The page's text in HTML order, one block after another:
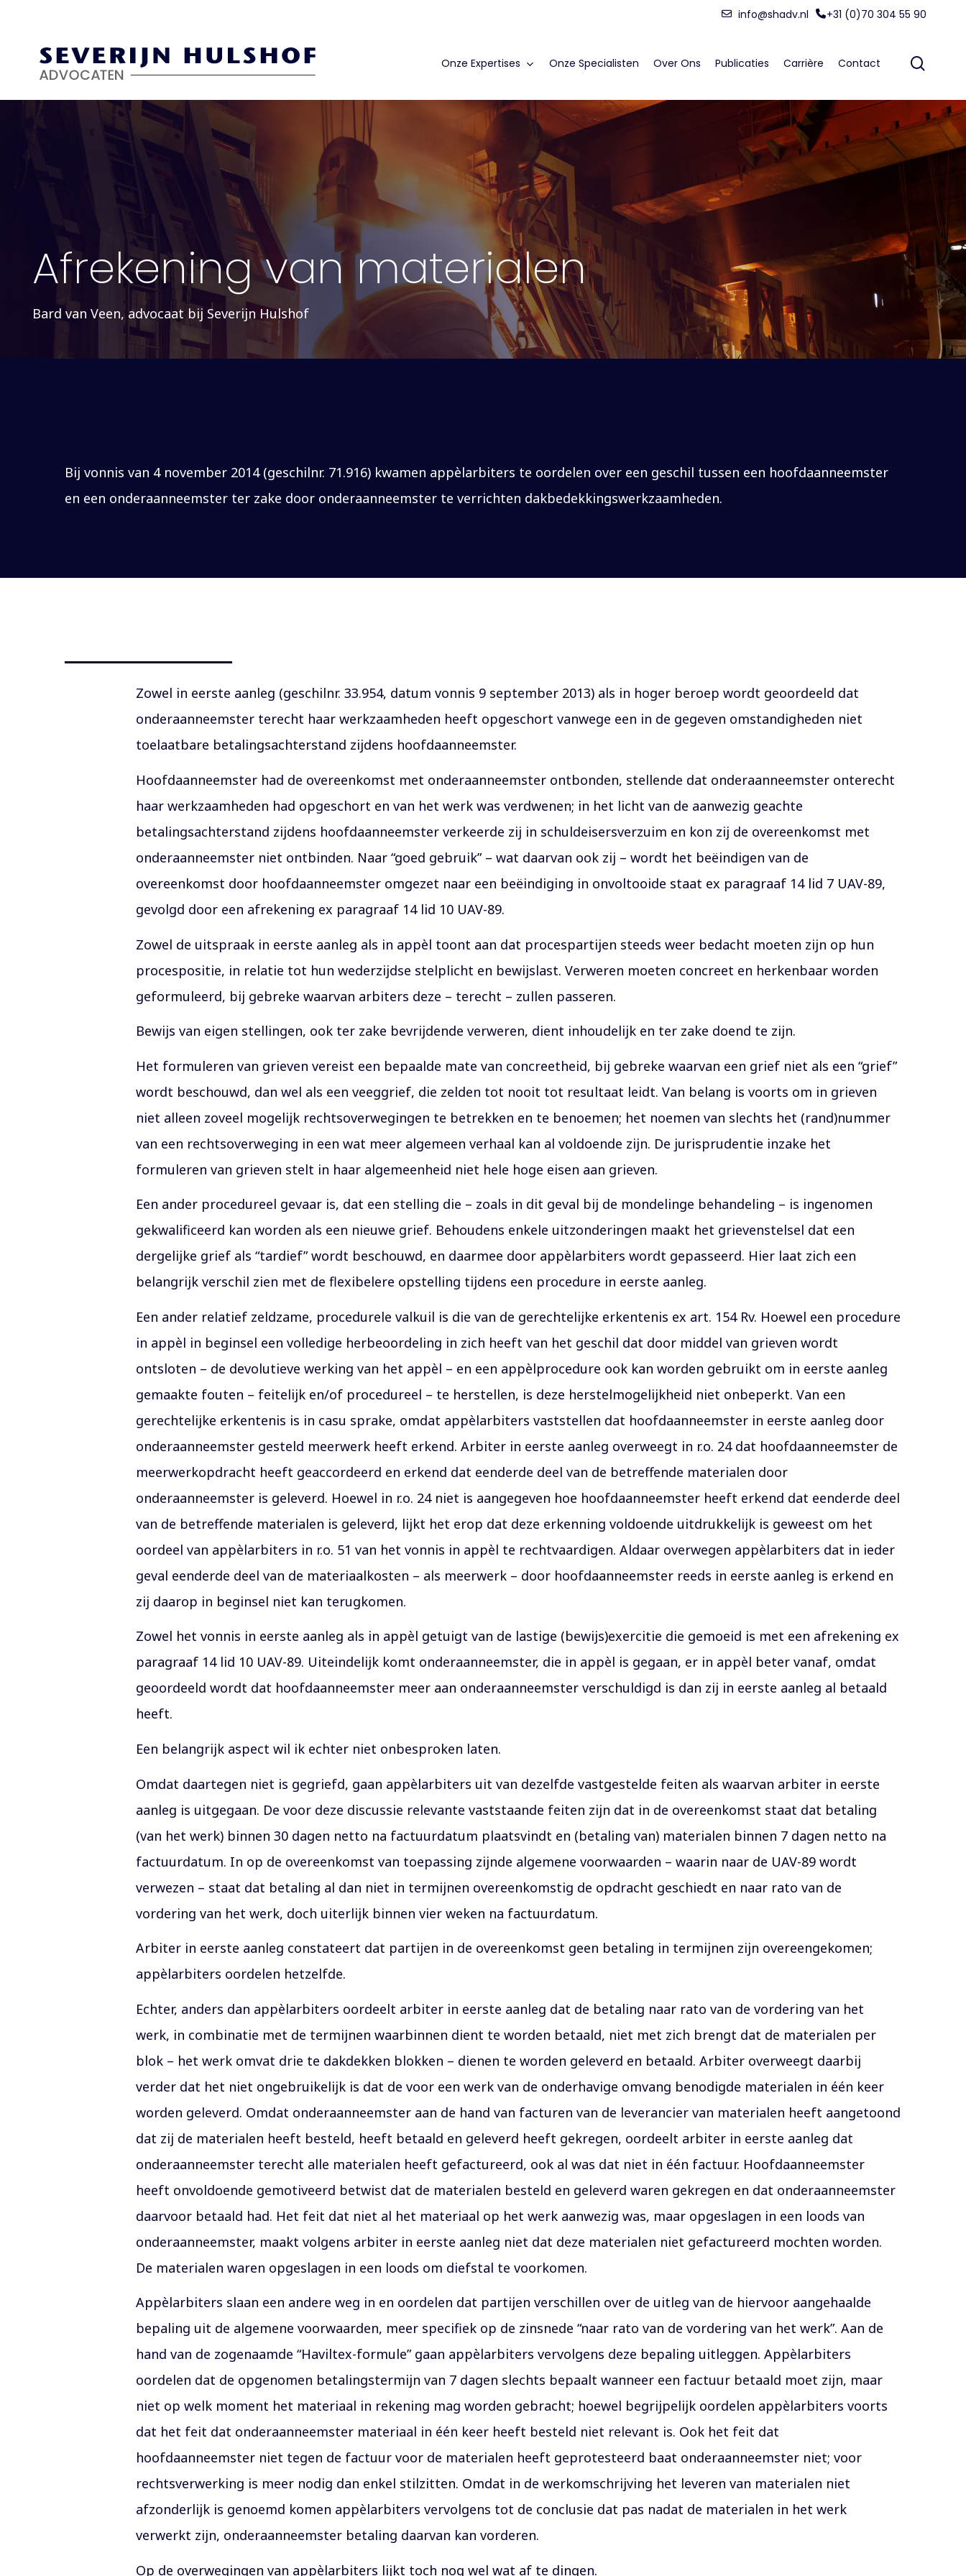
info@shadv.nl +31 (0)70 304 55 90
Onze Expertises Onze Specialisten Over Ons Publicaties Carrière Contact
Afrekening van materialen
Bard van Veen, advocaat bij Severijn Hulshof
Bij vonnis van 4 november 2014 (geschilnr. 71.916) kwamen appèlarbiters te oordelen over een geschil tussen een hoofdaanneemster
en een onderaanneemster ter zake door onderaanneemster te verrichten dakbedekkingswerkzaamheden.
Zowel in eerste aanleg (geschilnr. 33.954, datum vonnis 9 september 2013) als in hoger beroep wordt geoordeeld dat
onderaanneemster terecht haar werkzaamheden heeft opgeschort vanwege een in de gegeven omstandigheden niet
toelaatbare betalingsachterstand zijdens hoofdaanneemster.
Hoofdaanneemster had de overeenkomst met onderaanneemster ontbonden, stellende dat onderaanneemster onterecht
haar werkzaamheden had opgeschort en van het werk was verdwenen; in het licht van de aanwezig geachte
betalingsachterstand zijdens hoofdaanneemster verkeerde zij in schuldeisersverzuim en kon zij de overeenkomst met
onderaanneemster niet ontbinden. Naar “goed gebruik” – wat daarvan ook zij – wordt het beëindigen van de
overeenkomst door hoofdaanneemster omgezet naar een beëindiging in onvoltooide staat ex paragraaf 14 lid 7 UAV-89,
gevolgd door een afrekening ex paragraaf 14 lid 10 UAV-89.
Zowel de uitspraak in eerste aanleg als in appèl toont aan dat procespartijen steeds weer bedacht moeten zijn op hun
procespositie, in relatie tot hun wederzijdse stelplicht en bewijslast. Verweren moeten concreet en herkenbaar worden
geformuleerd, bij gebreke waarvan arbiters deze – terecht – zullen passeren.
Bewijs van eigen stellingen, ook ter zake bevrijdende verweren, dient inhoudelijk en ter zake doend te zijn.
Het formuleren van grieven vereist een bepaalde mate van concreetheid, bij gebreke waarvan een grief niet als een “grief”
wordt beschouwd, dan wel als een veeggrief, die zelden tot nooit tot resultaat leidt. Van belang is voorts om in grieven
niet alleen zoveel mogelijk rechtsoverwegingen te betrekken en te benoemen; het noemen van slechts het (rand)nummer
van een rechtsoverweging in een wat meer algemeen verhaal kan al voldoende zijn. De jurisprudentie inzake het
formuleren van grieven stelt in haar algemeenheid niet hele hoge eisen aan grieven.
Een ander procedureel gevaar is, dat een stelling die – zoals in dit geval bij de mondelinge behandeling – is ingenomen
gekwalificeerd kan worden als een nieuwe grief. Behoudens enkele uitzonderingen maakt het grievenstelsel dat een
dergelijke grief als “tardief” wordt beschouwd, en daarmee door appèlarbiters wordt gepasseerd. Hier laat zich een
belangrijk verschil zien met de flexibelere opstelling tijdens een procedure in eerste aanleg.
Een ander relatief zeldzame, procedurele valkuil is die van de gerechtelijke erkentenis ex art. 154 Rv. Hoewel een procedure
in appèl in beginsel een volledige herbeoordeling in zich heeft van het geschil dat door middel van grieven wordt
ontsloten – de devolutieve werking van het appèl – en een appèlprocedure ook kan worden gebruikt om in eerste aanleg
gemaakte fouten – feitelijk en/of procedureel – te herstellen, is deze herstelmogelijkheid niet onbeperkt. Van een
gerechtelijke erkentenis is in casu sprake, omdat appèlarbiters vaststellen dat hoofdaanneemster in eerste aanleg door
onderaanneemster gesteld meerwerk heeft erkend. Arbiter in eerste aanleg overweegt in r.o. 24 dat hoofdaanneemster de
meerwerkopdracht heeft geaccordeerd en erkend dat eenderde deel van de betreffende materialen door
onderaanneemster is geleverd. Hoewel in r.o. 24 niet is aangegeven hoe hoofdaanneemster heeft erkend dat eenderde deel
van de betreffende materialen is geleverd, lijkt het erop dat deze erkenning voldoende uitdrukkelijk is geweest om het
oordeel van appèlarbiters in r.o. 51 van het vonnis in appèl te rechtvaardigen. Aldaar overwegen appèlarbiters dat in ieder
geval eenderde deel van de materiaalkosten – als meerwerk – door hoofdaanneemster reeds in eerste aanleg is erkend en
zij daarop in beginsel niet kan terugkomen.
Zowel het vonnis in eerste aanleg als in appèl getuigt van de lastige (bewijs)exercitie die gemoeid is met een afrekening ex
paragraaf 14 lid 10 UAV-89. Uiteindelijk komt onderaanneemster, die in appèl is gegaan, er in appèl beter vanaf, omdat
geoordeeld wordt dat hoofdaanneemster meer aan onderaanneemster verschuldigd is dan zij in eerste aanleg al betaald
heeft.
Een belangrijk aspect wil ik echter niet onbesproken laten.
Omdat daartegen niet is gegriefd, gaan appèlarbiters uit van dezelfde vastgestelde feiten als waarvan arbiter in eerste
aanleg is uitgegaan. De voor deze discussie relevante vaststaande feiten zijn dat in de overeenkomst staat dat betaling
(van het werk) binnen 30 dagen netto na factuurdatum plaatsvindt en (betaling van) materialen binnen 7 dagen netto na
factuurdatum. In op de overeenkomst van toepassing zijnde algemene voorwaarden – waarin naar de UAV-89 wordt
verwezen – staat dat betaling al dan niet in termijnen overeenkomstig de opdracht geschiedt en naar rato van de
vordering van het werk, doch uiterlijk binnen vier weken na factuurdatum.
Arbiter in eerste aanleg constateert dat partijen in de overeenkomst geen betaling in termijnen zijn overeengekomen;
appèlarbiters oordelen hetzelfde.
Echter, anders dan appèlarbiters oordeelt arbiter in eerste aanleg dat de betaling naar rato van de vordering van het
werk, in combinatie met de termijnen waarbinnen dient te worden betaald, niet met zich brengt dat de materialen per
blok – het werk omvat drie te dakdekken blokken – dienen te worden geleverd en betaald. Arbiter overweegt daarbij
verder dat het niet ongebruikelijk is dat de voor een werk van de onderhavige omvang benodigde materialen in één keer
worden geleverd. Omdat onderaanneemster aan de hand van facturen van de leverancier van materialen heeft aangetoond
dat zij de materialen heeft besteld, heeft betaald en geleverd heeft gekregen, oordeelt arbiter in eerste aanleg dat
onderaanneemster terecht alle materialen heeft gefactureerd, ook al was dat niet in één factuur. Hoofdaanneemster
heeft onvoldoende gemotiveerd betwist dat de materialen besteld en geleverd waren gekregen en dat onderaanneemster
daarvoor betaald had. Het feit dat niet al het materiaal op het werk aanwezig was, maar opgeslagen in een loods van
onderaanneemster, maakt volgens arbiter in eerste aanleg niet dat deze materialen niet gefactureerd mochten worden.
De materialen waren opgeslagen in een loods om diefstal te voorkomen.
Appèlarbiters slaan een andere weg in en oordelen dat partijen verschillen over de uitleg van de hiervoor aangehaalde
bepaling uit de algemene voorwaarden, meer specifiek op de zinsnede “naar rato van de vordering van het werk”. Aan de
hand van de zogenaamde “Haviltex-formule” gaan appèlarbiters vervolgens deze bepaling uitleggen. Appèlarbiters
oordelen dat de opgenomen betalingstermijn van 7 dagen slechts bepaalt wanneer een factuur betaald moet zijn, maar
niet op welk moment het materiaal in rekening mag worden gebracht; hoewel begrijpelijk oordelen appèlarbiters voorts
dat het feit dat onderaanneemster materiaal in één keer heeft besteld niet relevant is. Ook het feit dat
hoofdaanneemster niet tegen de factuur voor de materialen heeft geprotesteerd baat onderaanneemster niet; voor
rechtsverwerking is meer nodig dan enkel stilzitten. Omdat in de werkomschrijving het leveren van materialen niet
afzonderlijk is genoemd komen appèlarbiters vervolgens tot de conclusie dat pas nadat de materialen in het werk
verwerkt zijn, onderaanneemster betaling daarvan kan vorderen.
Op de overwegingen van appèlarbiters lijkt toch nog wel wat af te dingen.